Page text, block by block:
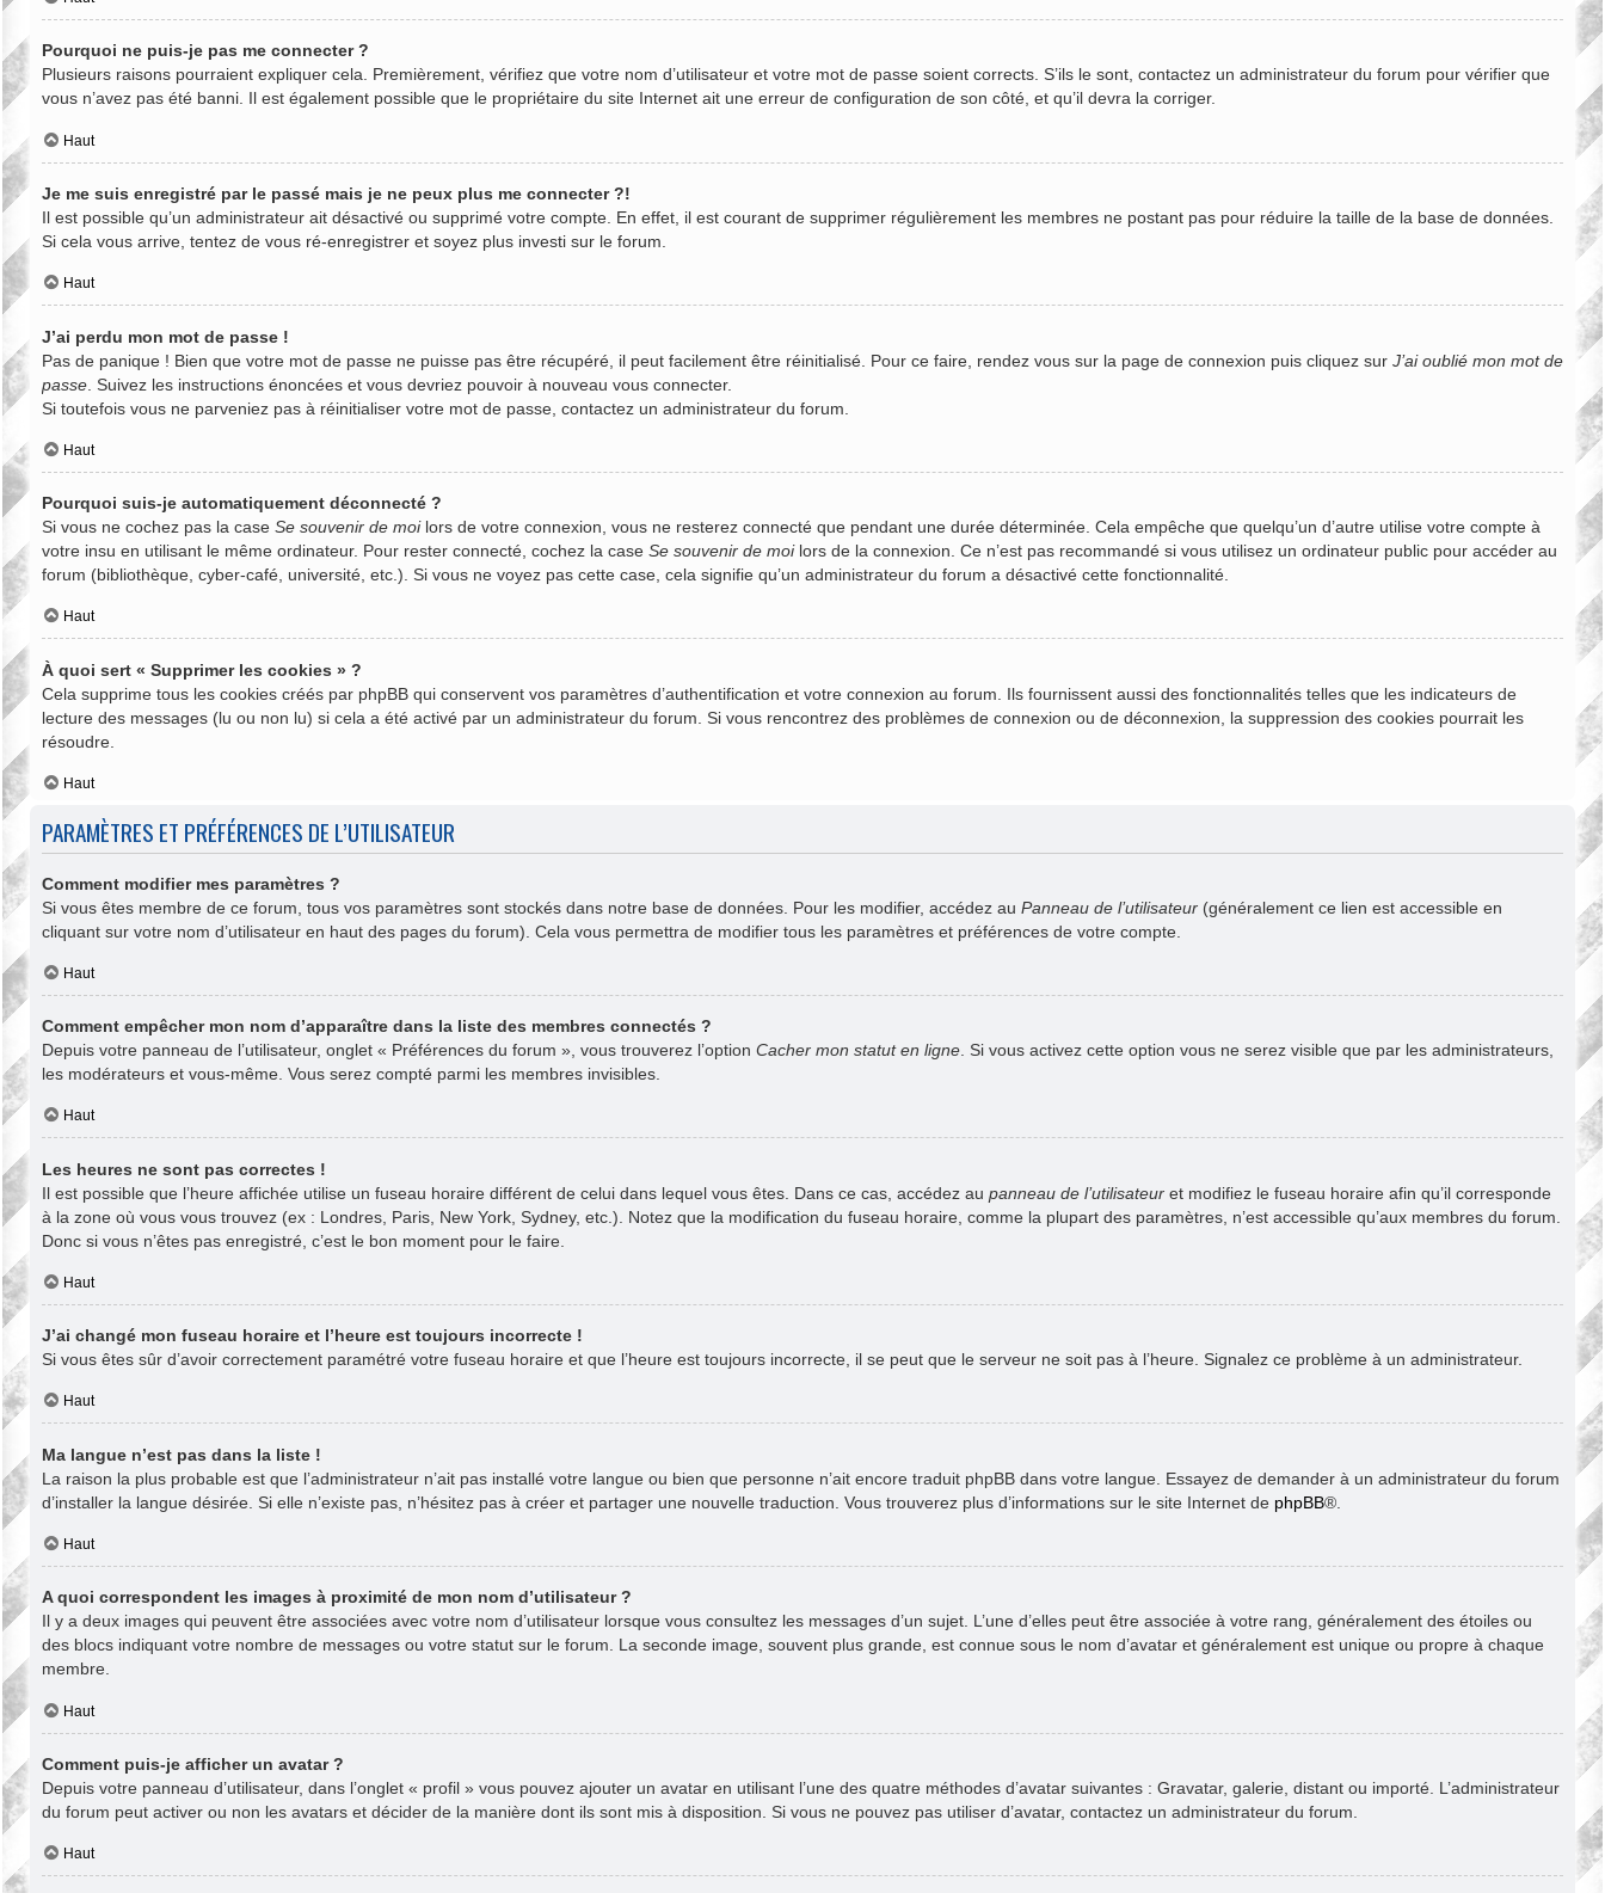
Pourquoi ne puis-je pas me connecter ?
Plusieurs raisons pourraient expliquer cela. Premièrement, vérifiez que votre nom d’utilisateur et votre mot de passe soient corrects. S’ils le sont, contactez un administrateur du forum pour vérifier que
vous n’avez pas été banni. Il est également possible que le propriétaire du site Internet ait une erreur de configuration de son côté, et qu’il devra la corriger.
Haut
Je me suis enregistré par le passé mais je ne peux plus me connecter ?!
Il est possible qu’un administrateur ait désactivé ou supprimé votre compte. En effet, il est courant de supprimer régulièrement les membres ne postant pas pour réduire la taille de la base de données.
Si cela vous arrive, tentez de vous ré-enregistrer et soyez plus investi sur le forum.
Haut
J’ai perdu mon mot de passe !
Pas de panique ! Bien que votre mot de passe ne puisse pas être récupéré, il peut facilement être réinitialisé. Pour ce faire, rendez vous sur la page de connexion puis cliquez sur J’ai oublié mon mot de
passe . Suivez les instructions énoncées et vous devriez pouvoir à nouveau vous connecter.
Si toutefois vous ne parveniez pas à réinitialiser votre mot de passe, contactez un administrateur du forum.
Haut
Pourquoi suis-je automatiquement déconnecté ?
Si vous ne cochez pas la case Se souvenir de moilors de votre connexion, vous ne resterez connecté que pendant une durée déterminée. Cela empêche que quelqu’un d’autre utilise votre compte à
votre insu en utilisant le même ordinateur. Pour rester connecté, cochez la case Se souvenir de moilors de la connexion. Ce n’est pas recommandé si vous utilisez un ordinateur public pour accéder au
forum (bibliothèque, cyber-café, université, etc.). Si vous ne voyez pas cette case, cela signifie qu’un administrateur du forum a désactivé cette fonctionnalité.
Haut
À quoi sert « Supprimer les cookies » ?
Cela supprime tous les cookies créés par phpBB qui conservent vos paramètres d’authentification et votre connexion au forum. Ils fournissent aussi des fonctionnalités telles que les indicateurs de
lecture des messages (lu ou non lu) si cela a été activé par un administrateur du forum. Si vous rencontrez des problèmes de connexion ou de déconnexion, la suppression des cookies pourrait les
résoudre.
Haut
PARAMÈTRES ET PRÉFÉRENCES DE L’UTILISATEUR
Comment modifier mes paramètres ?
Si vous êtes membre de ce forum, tous vos paramètres sont stockés dans notre base de données. Pour les modifier, accédez au Panneau de l’utilisateur (généralement ce lien est accessible en
cliquant sur votre nom d’utilisateur en haut des pages du forum). Cela vous permettra de modifier tous les paramètres et préférences de votre compte.
Haut
Comment empêcher mon nom d’apparaître dans la liste des membres connectés ?
Depuis votre panneau de l’utilisateur, onglet « Préférences du forum », vous trouverez l’option Cacher mon statut en ligne . Si vous activez cette option vous ne serez visible que par les administrateurs,
les modérateurs et vous-même. Vous serez compté parmi les membres invisibles.
Haut
Les heures ne sont pas correctes !
Il est possible que l’heure affichée utilise un fuseau horaire différent de celui dans lequel vous êtes. Dans ce cas, accédez au panneau de l’utilisateur et modifiez le fuseau horaire afin qu’il corresponde
à la zone où vous vous trouvez (ex : Londres, Paris, New York, Sydney, etc.). Notez que la modification du fuseau horaire, comme la plupart des paramètres, n’est accessible qu’aux membres du forum.
Donc si vous n’êtes pas enregistré, c’est le bon moment pour le faire.
Haut
J’ai changé mon fuseau horaire et l’heure est toujours incorrecte !
Si vous êtes sûr d’avoir correctement paramétré votre fuseau horaire et que l’heure est toujours incorrecte, il se peut que le serveur ne soit pas à l’heure. Signalez ce problème à un administrateur.
Haut
Ma langue n’est pas dans la liste !
La raison la plus probable est que l’administrateur n’ait pas installé votre langue ou bien que personne n’ait encore traduit phpBB dans votre langue. Essayez de demander à un administrateur du forum
d’installer la langue désirée. Si elle n’existe pas, n’hésitez pas à créer et partager une nouvelle traduction. Vous trouverez plus d’informations sur le site Internet de phpBB®.
Haut
A quoi correspondent les images à proximité de mon nom d’utilisateur ?
Il y a deux images qui peuvent être associées avec votre nom d’utilisateur lorsque vous consultez les messages d’un sujet. L’une d’elles peut être associée à votre rang, généralement des étoiles ou
des blocs indiquant votre nombre de messages ou votre statut sur le forum. La seconde image, souvent plus grande, est connue sous le nom d’avatar et généralement est unique ou propre à chaque
membre.
Haut
Comment puis-je afficher un avatar ?
Depuis votre panneau d’utilisateur, dans l’onglet « profil » vous pouvez ajouter un avatar en utilisant l’une des quatre méthodes d’avatar suivantes : Gravatar, galerie, distant ou importé. L’administrateur
du forum peut activer ou non les avatars et décider de la manière dont ils sont mis à disposition. Si vous ne pouvez pas utiliser d’avatar, contactez un administrateur du forum.
Haut